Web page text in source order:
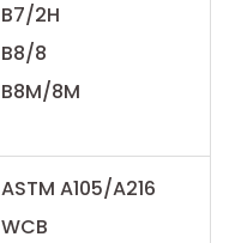
B7/2H
B8/8
B8M/8M
ASTM A105/A216
WCB